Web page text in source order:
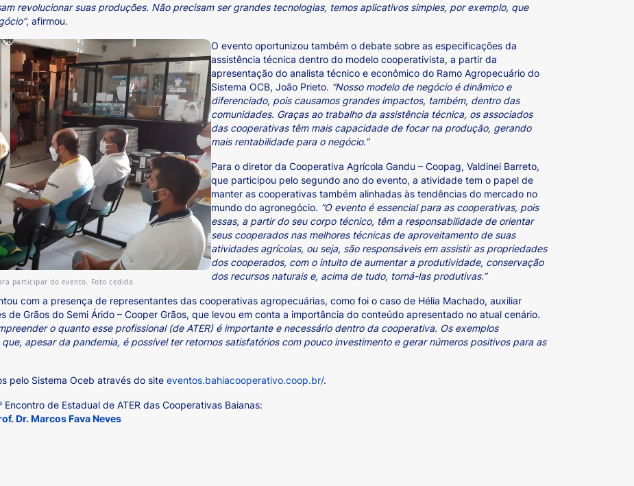
revolucionar suas produções. Não precisam ser grandes tecnologias, temos aplicativos simples, por exemplo, que
, afirmou.
participar do evento. Foto cedida.
O evento oportunizou também o debate sobre as especificações da
assistência técnica dentro do modelo cooperativista, a partir da
apresentação do analista técnico e econômico do Ramo Agropecuário do
Sistema OCB, João Prieto. “Nosso modelo de negócio é dinâmico e
diferenciado, pois causamos grandes impactos, também, dentro das
comunidades. Graças ao trabalho da assistência técnica, os associados
das cooperativas têm mais capacidade de focar na produção, gerando
mais rentabilidade para o negócio.”
Para o diretor da Cooperativa Agrícola Gandu – Coopag, Valdinei Barreto,
que participou pelo segundo ano do evento, a atividade tem o papel de
manter as cooperativas também alinhadas às tendências do mercado no
mundo do agronegócio. “O evento é essencial para as cooperativas, pois
essas, a partir do seu corpo técnico, têm a responsabilidade de orientar
seus cooperados nas melhores técnicas de aproveitamento de suas
atividades agrícolas, ou seja, são responsáveis em assistir as propriedades
dos cooperados, com o intuito de aumentar a produtividade, conservação
dos recursos naturais e, acima de tudo, torná-las produtivas.”
com a presença de representantes das cooperativas agropecuárias, como foi o caso de Hélia Machado, auxiliar
de Grãos do Semi Árido – Cooper Grãos, que levou em conta a importância do conteúdo apresentado no atual cenário.
o quanto esse profissional (de ATER) é importante e necessário dentro da cooperativa. Os exemplos
apesar da pandemia, é possível ter retornos satisfatórios com pouco investimento e gerar números positivos para as
pelo Sistema Oceb através do site eventos.bahiacooperativo.coop.br/.
de Estadual de ATER das Cooperativas Baianas:
Dr. Marcos Fava Neves